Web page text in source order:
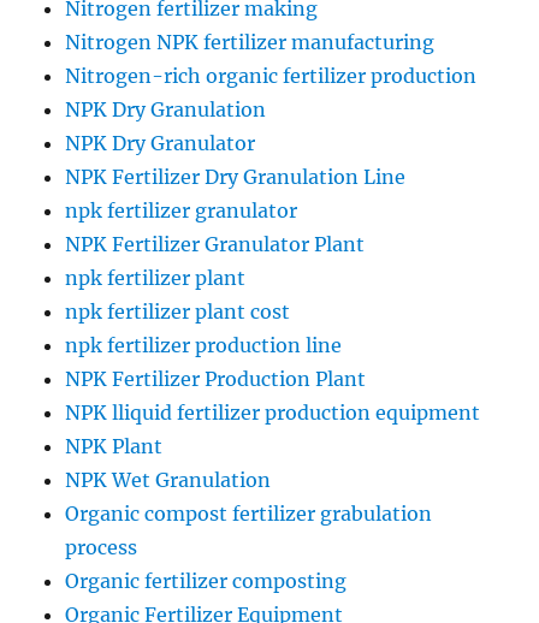
Nitrogen fertilizer making
Nitrogen NPK fertilizer manufacturing
Nitrogen-rich organic fertilizer production
NPK Dry Granulation
NPK Dry Granulator
NPK Fertilizer Dry Granulation Line
npk fertilizer granulator
NPK Fertilizer Granulator Plant
npk fertilizer plant
npk fertilizer plant cost
npk fertilizer production line
NPK Fertilizer Production Plant
NPK lliquid fertilizer production equipment
NPK Plant
NPK Wet Granulation
Organic compost fertilizer grabulation
process
Organic fertilizer composting
Organic Fertilizer Equipment